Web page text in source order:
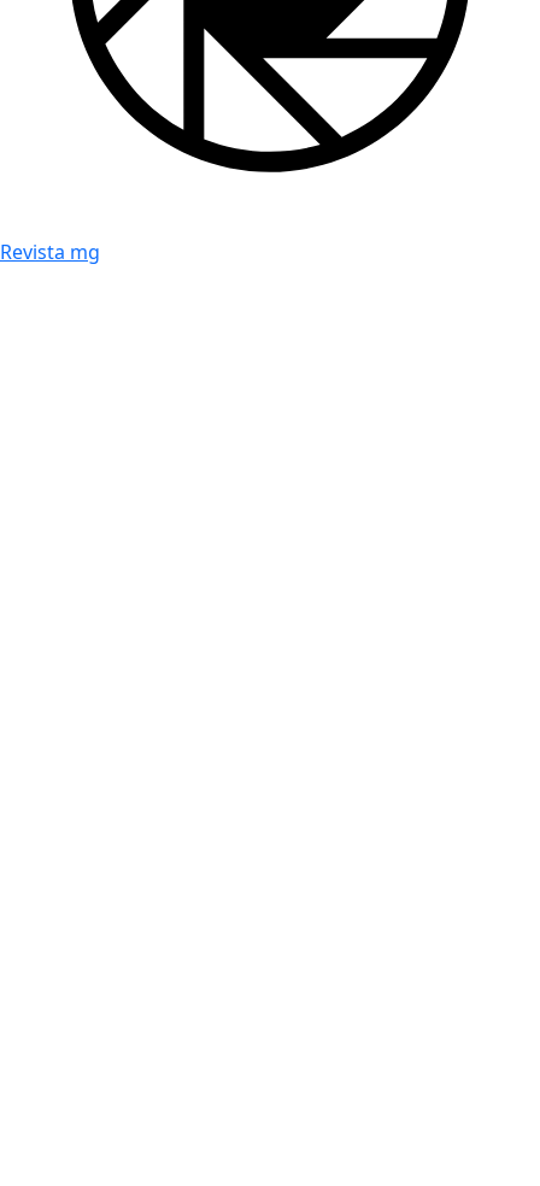
Revista mg